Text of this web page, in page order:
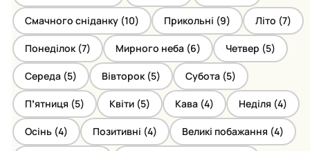
Смачного сніданку (10) Прикольні (9) Літо (7)
Понеділок (7) Мирного неба (6) Четвер (5)
Середа (5) Вівторок (5) Субота (5)
Пʼятниця (5) Квіти (5) Кава (4) Неділя (4)
Осінь (4) Позитивні (4) Великі побажання (4)